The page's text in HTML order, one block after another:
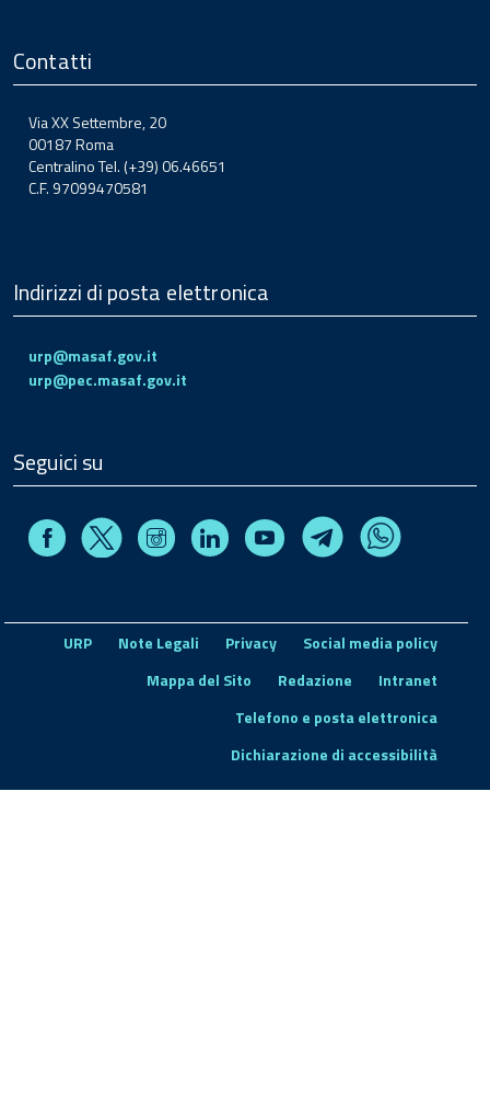
Contatti
Via XX Settembre, 20
00187 Roma
Centralino Tel. (+39) 06.46651
C.F. 97099470581
Indirizzi di posta elettronica
urp@masaf.gov.it
urp@pec.masaf.gov.it
Seguici su
FacebookX InstagramLinkedin Youtube TelegramWhatsapp
URP Note Legali Privacy
Social media policy
Mappa del Sito
Redazione
Intranet
Telefono e posta elettronica
Dichiarazione di accessibilità